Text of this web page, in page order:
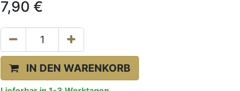
7,90 €
IN DEN WARENKORB